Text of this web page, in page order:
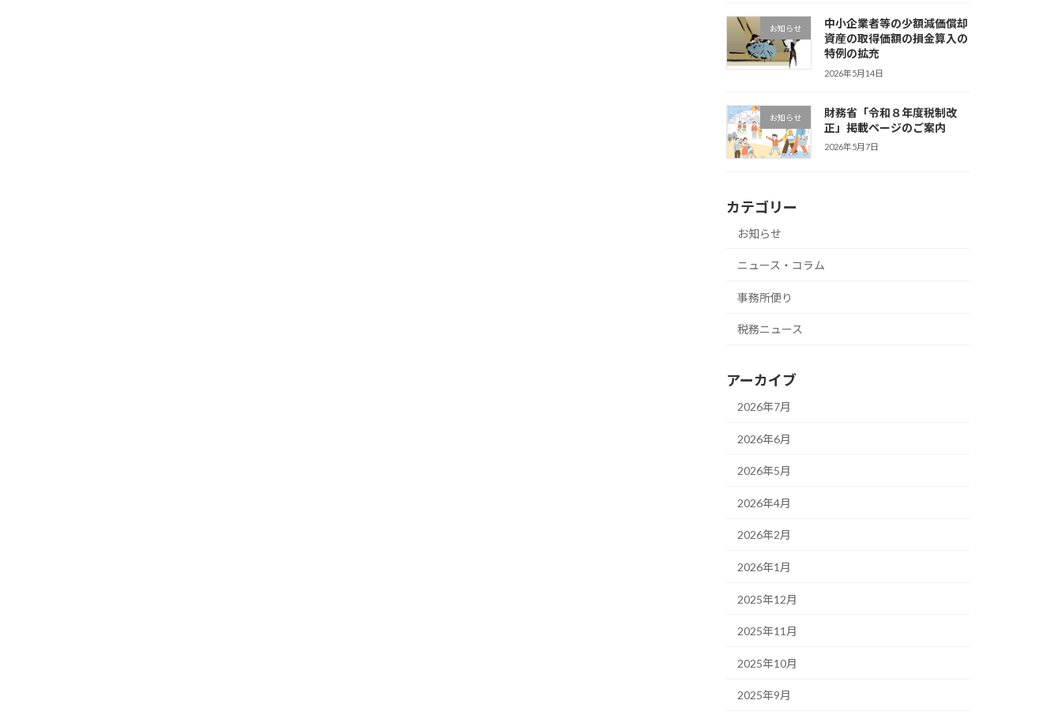
お知らせ
中小企業者等の少額減価償却
資産の取得価額の損金算入の
特例の拡充
2026年5月14日
お知らせ
財務省「令和８年度税制改
正」掲載ページのご案内
2026年5月7日
カテゴリー
お知らせ
ニュース・コラム
事務所便り
税務ニュース
アーカイブ
2026年7月
2026年6月
2026年5月
2026年4月
2026年2月
2026年1月
2025年12月
2025年11月
2025年10月
2025年9月